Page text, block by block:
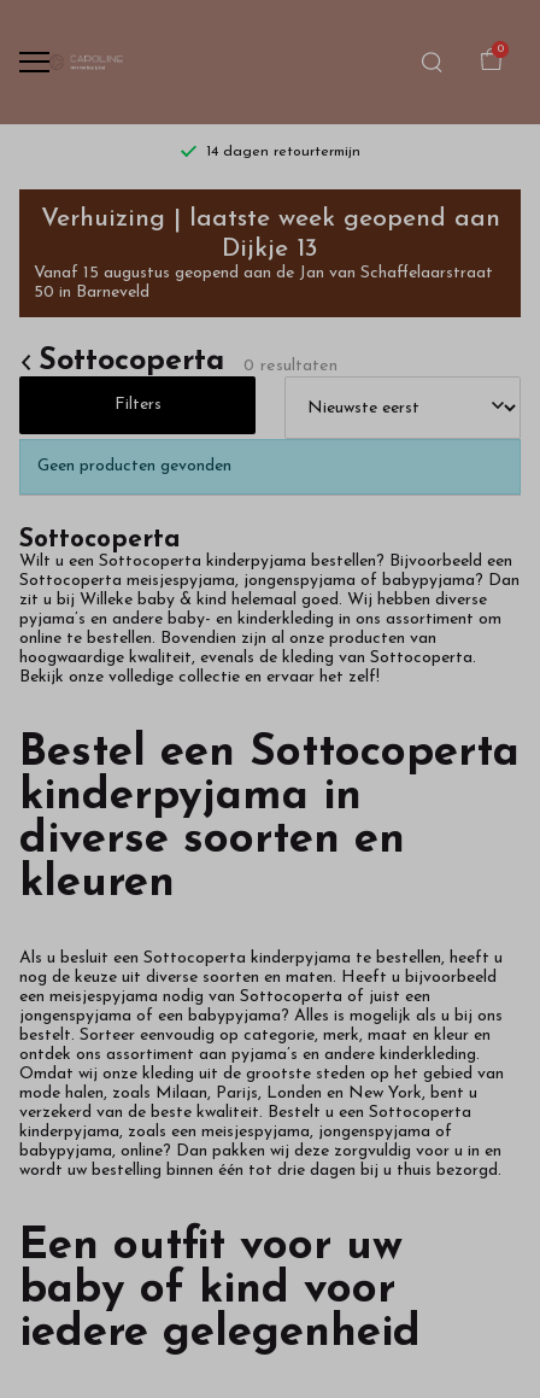
0
14 dagen retourtermijn
Sottocoperta
Bestel
kinderkleding
hoge
kwaliteit
in
onze
webshop
Verhuizing | laatste week geopend aan
Dijkje 13
Vanaf 15 augustus geopend aan de Jan van Schaffelaarstraat
50 in Barneveld
Sottocoperta 0 resultaten
Filters
Geen producten gevonden
Sottocoperta
Wilt u een Sottocoperta kinderpyjama bestellen? Bijvoorbeeld een
Sottocoperta meisjespyjama, jongenspyjama of babypyjama? Dan
zit u bij Willeke baby & kind helemaal goed. Wij hebben diverse
pyjama’s en andere baby- en kinderkleding in ons assortiment om
online te bestellen. Bovendien zijn al onze producten van
hoogwaardige kwaliteit, evenals de kleding van Sottocoperta.
Bekijk onze volledige collectie en ervaar het zelf!
Bestel een Sottocoperta
kinderpyjama in
diverse soorten en
kleuren
Als u besluit een Sottocoperta kinderpyjama te bestellen, heeft u
nog de keuze uit diverse soorten en maten. Heeft u bijvoorbeeld
een meisjespyjama nodig van Sottocoperta of juist een
jongenspyjama of een babypyjama? Alles is mogelijk als u bij ons
bestelt. Sorteer eenvoudig op categorie, merk, maat en kleur en
ontdek ons assortiment aan pyjama’s en andere kinderkleding.
Omdat wij onze kleding uit de grootste steden op het gebied van
mode halen, zoals Milaan, Parijs, Londen en New York, bent u
verzekerd van de beste kwaliteit. Bestelt u een Sottocoperta
kinderpyjama, zoals een meisjespyjama, jongenspyjama of
babypyjama, online? Dan pakken wij deze zorgvuldig voor u in en
wordt uw bestelling binnen één tot drie dagen bij u thuis bezorgd.
Een outfit voor uw
baby of kind voor
iedere gelegenheid